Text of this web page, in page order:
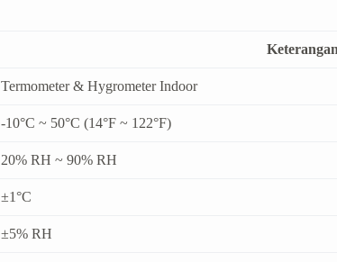
Termometer & Hygrometer Indoor
-10°C ~ 50°C (14°F ~ 122°F)
20% RH ~ 90% RH
±1°C
±5% RH